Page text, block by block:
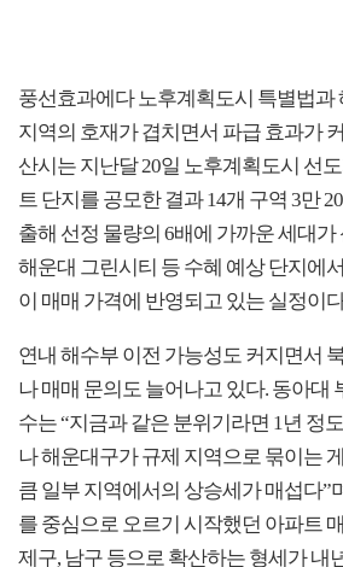
풍선효과에다 노후계획도시 특별법과
지역의 호재가 겹치면서 파급 효과가
산시는 지난달 20일 노후계획도시 선
트 단지를 공모한 결과 14개 구역 3만
출해 선정 물량의 6배에 가까운 세대
해운대 그린시티 등 수혜 예상 단지에
이 매매 가격에 반영되고 있는 실정이
연내 해수부 이전 가능성도 커지면서
나 매매 문의도 늘어나고 있다. 동아대
수는 “지금과 같은 분위기라면 1년 정
나 해운대구가 규제 지역으로 묶이는
큼 일부 지역에서의 상승세가 매섭다”
를 중심으로 오르기 시작했던 아파트
제구, 남구 등으로 확산하는 형세가 내